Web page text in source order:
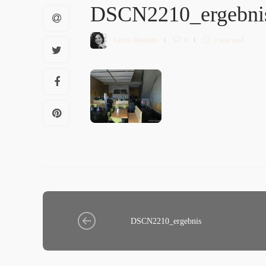
Letícia Diethelm 0 1 min read
DSCN2210_ergebnis